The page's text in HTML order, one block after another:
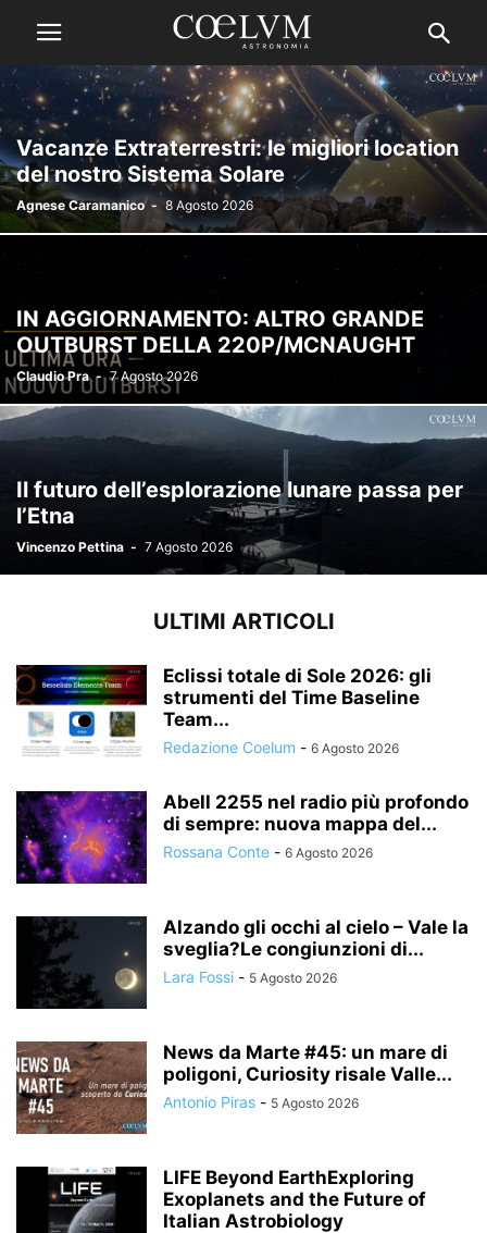
Vacanze Extraterrestri: le migliori location
del nostro Sistema Solare
Agnese Caramanico - 8 Agosto 2026
IN AGGIORNAMENTO: ALTRO GRANDE
OUTBURST DELLA 220P/MCNAUGHT
Claudio Pra - 7 Agosto 2026
Il futuro dell’esplorazione lunare passa per
l’Etna
Vincenzo Pettina - 7 Agosto 2026
ULTIMI ARTICOLI
Eclissi totale di Sole 2026: gli
strumenti del Time Baseline
Team...
Redazione Coelum - 6 Agosto 2026
Abell 2255 nel radio più profondo
di sempre: nuova mappa del...
Rossana Conte - 6 Agosto 2026
Alzando gli occhi al cielo – Vale la
sveglia?Le congiunzioni di...
Lara Fossi - 5 Agosto 2026
News da Marte #45: un mare di
poligoni, Curiosity risale Valle...
Antonio Piras - 5 Agosto 2026
LIFE Beyond EarthExploring
Exoplanets and the Future of
Italian Astrobiology